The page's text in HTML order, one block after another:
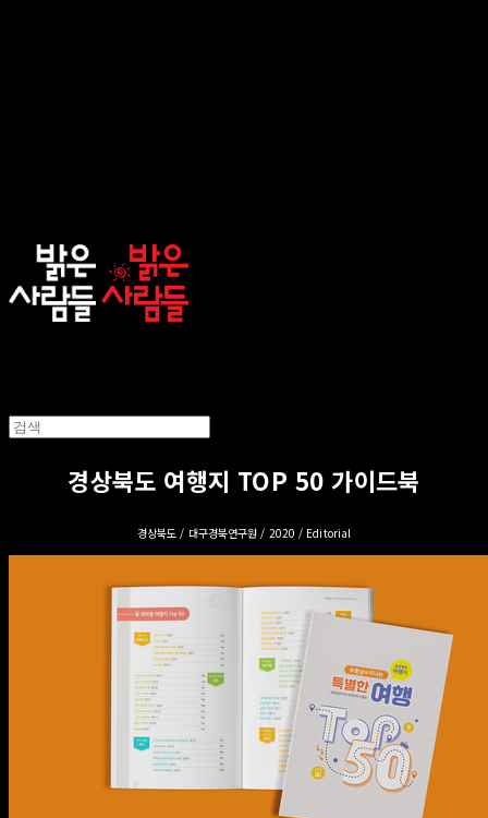
경상북도 여행지 TOP 50 가이드북
경상북도 / 대구경북연구원 / 2020 / Editorial